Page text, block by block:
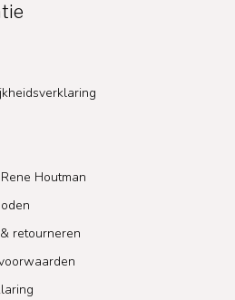
Houtman
retourneren